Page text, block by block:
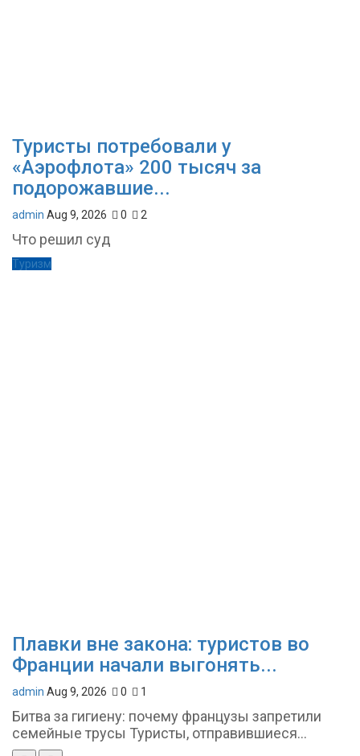
Туристы потребовали у
«Аэрофлота» 200 тысяч за
подорожавшие...
admin Aug 9, 2026 0 2
Что решил суд
Туризм
Плавки вне закона: туристов во
Франции начали выгонять...
admin Aug 9, 2026 0 1
Битва за гигиену: почему французы запретили
семейные трусы Туристы, отправившиеся...